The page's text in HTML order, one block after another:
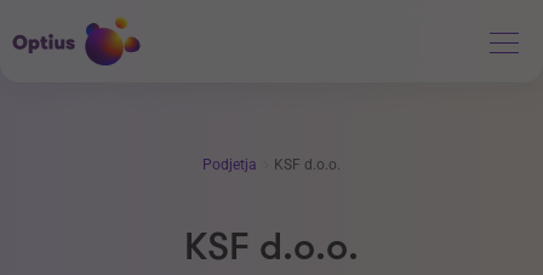
Podjetja KSF d.o.o.
KSF d.o.o.